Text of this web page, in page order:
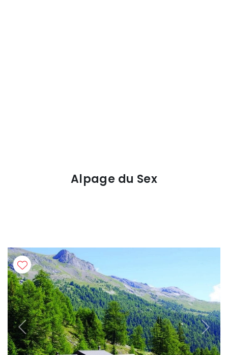
Alpage du Sex
Previous Next